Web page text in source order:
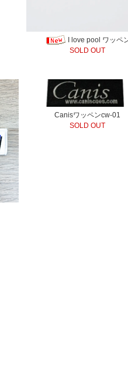
I love pool ワッペ
SOLD OUT
Canisワッペンcw-01
SOLD OUT